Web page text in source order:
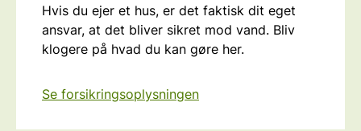
Hvis du ejer et hus, er det faktisk dit eget
ansvar, at det bliver sikret mod vand. Bliv
klogere på hvad du kan gøre her.
Se forsikringsoplysningen